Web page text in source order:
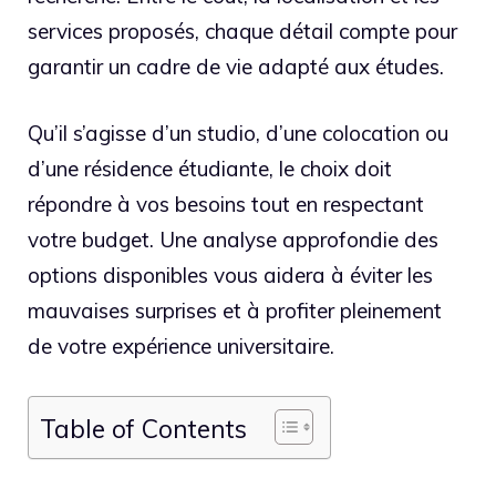
services proposés, chaque détail compte pour
garantir un cadre de vie adapté aux études.
Qu’il s’agisse d’un studio, d’une colocation ou
d’une résidence étudiante, le choix doit
répondre à vos besoins tout en respectant
votre budget. Une analyse approfondie des
options disponibles vous aidera à éviter les
mauvaises surprises et à profiter pleinement
de votre expérience universitaire.
Table of Contents